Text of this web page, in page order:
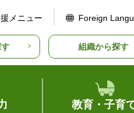
メニュー Foreign
組織から探す
教育・子育